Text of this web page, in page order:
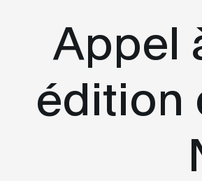
Appel
édition